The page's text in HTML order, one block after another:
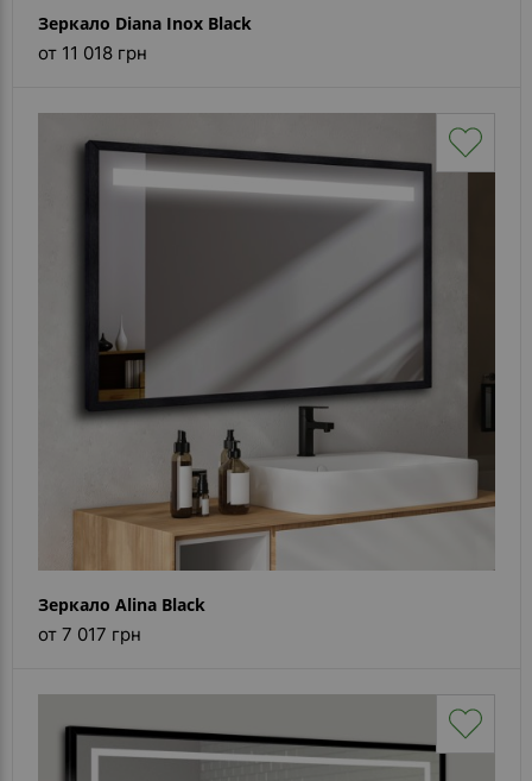
Зеркало Diana Inox Black
от 11 018 грн
Зеркало Alina Black
от 7 017 грн